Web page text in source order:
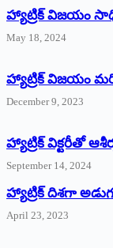
హ్యాట్రిక్‌ విజయం
May 18, 2024
హ్యాట్రిక్ విజయం
December 9, 2023
హ్యాట్రిక్‌ ‌విక్టరీతో
September 14, 2024
‌హ్యాట్రిక్‌ ‌దిశగా
April 23, 2023